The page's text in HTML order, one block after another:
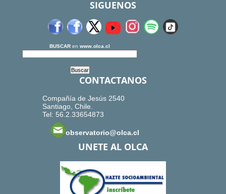
SIGUENOS
BUSCAR en www.olca.cl
CONTACTANOS
Compañía de Jesús 2540
Santiago, Chile.
Tel: 56.2.33654873
observatorio@olca.cl
UNETE AL OLCA